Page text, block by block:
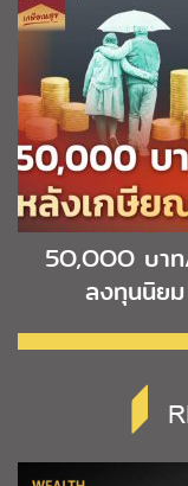
5O,OOO บา
ลงทุนนิย